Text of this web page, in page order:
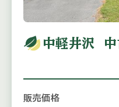
中軽井沢 中
販売価格